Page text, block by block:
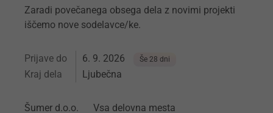
Zaradi povečanega obsega dela z novimi projekti
iščemo nove sodelavce/ke.
Prijave do 6. 9. 2026 Še 28 dni
Kraj dela Ljubečna
Šumer d.o.o. Vsa delovna mesta